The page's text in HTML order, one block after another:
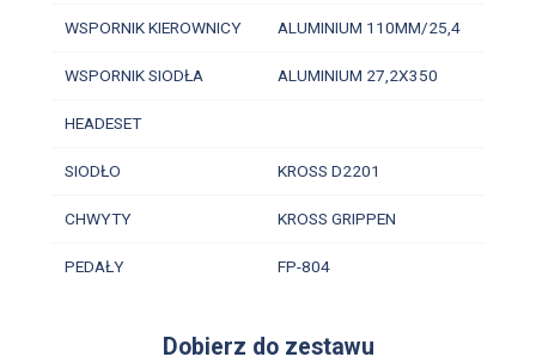
WSPORNIK KIEROWNICY ALUMINIUM 110MM/25,4
WSPORNIK SIODŁA ALUMINIUM 27,2X350
HEADESET
SIODŁO KROSS D2201
CHWYTY KROSS GRIPPEN
PEDAŁY FP-804
Dobierz do zestawu